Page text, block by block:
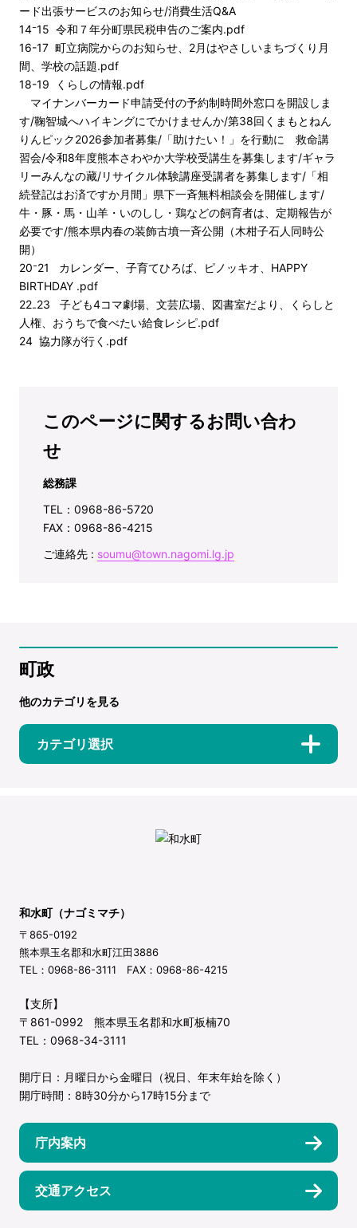
ード出張サービスのお知らせ/消費生活Q&A
14⁻15 令和７年分町県民税申告のご案内.pdf
16-17 町立病院からのお知らせ、2月はやさしいまちづくり月
間、学校の話題.pdf
18-19 くらしの情報.pdf
マイナンバーカード申請受付の予約制時間外窓口を開設しま
す/鞠智城へハイキングにでかけませんか/第38回くまもとねん
りんピック2026参加者募集/「助けたい！」を行動に 救命講
習会/令和8年度熊本さわやか大学校受講生を募集します/ギャラ
リーみんなの藏/リサイクル体験講座受講者を募集します/「相
続登記はお済ですか月間」県下一斉無料相談会を開催します/
牛・豚・馬・山羊・いのしし・鶏などの飼育者は、定期報告が
必要です/熊本県内春の装飾古墳一斉公開（木柑子石人同時公
開）
20⁻21 カレンダー、子育てひろば、ピノッキオ、HAPPY
BIRTHDAY .pdf
22₋23 子ども4コマ劇場、文芸広場、図書室だより、くらしと
人権、おうちで食べたい給食レシピ.pdf
24 協力隊が行く.pdf
このページに関するお問い合わ
せ
総務課
TEL：0968-86-5720
FAX：0968-86-4215
ご連絡先 : soumu@town.nagomi.lg.jp
町政
他のカテゴリを見る
カテゴリ選択
和水町（ナゴミマチ）
〒865-0192
熊本県玉名郡和水町江田3886
TEL：0968-86-3111 FAX：0968-86-4215
【支所】
〒861-0992 熊本県玉名郡和水町板楠70
TEL：0968-34-3111
開庁日：月曜日から金曜日（祝日、年末年始を除く）
開庁時間：8時30分から17時15分まで
庁内案内
交通アクセス